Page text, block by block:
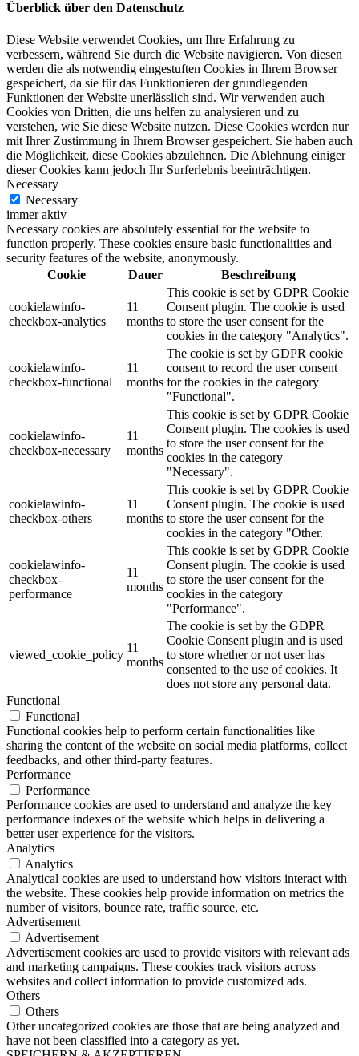
Überblick über den Datenschutz
Diese Website verwendet Cookies, um Ihre Erfahrung zu
verbessern, während Sie durch die Website navigieren. Von diesen
werden die als notwendig eingestuften Cookies in Ihrem Browser
gespeichert, da sie für das Funktionieren der grundlegenden
Funktionen der Website unerlässlich sind. Wir verwenden auch
Cookies von Dritten, die uns helfen zu analysieren und zu
verstehen, wie Sie diese Website nutzen. Diese Cookies werden nur
mit Ihrer Zustimmung in Ihrem Browser gespeichert. Sie haben auch
die Möglichkeit, diese Cookies abzulehnen. Die Ablehnung einiger
dieser Cookies kann jedoch Ihr Surferlebnis beeinträchtigen.
Necessary
Necessary
immer aktiv
Necessary cookies are absolutely essential for the website to
function properly. These cookies ensure basic functionalities and
security features of the website, anonymously.
Cookie
Dauer Beschreibung
cookielawinfo-
checkbox-analytics
11
months
This cookie is set by GDPR Cookie
Consent plugin. The cookie is used
to store the user consent for the
cookies in the category "Analytics".
cookielawinfo-
checkbox-functional
11
months
The cookie is set by GDPR cookie
consent to record the user consent
for the cookies in the category
"Functional".
cookielawinfo-
checkbox-necessary
11
months
This cookie is set by GDPR Cookie
Consent plugin. The cookies is used
to store the user consent for the
cookies in the category
"Necessary".
cookielawinfo-
checkbox-others
11
months
This cookie is set by GDPR Cookie
Consent plugin. The cookie is used
to store the user consent for the
cookies in the category "Other.
cookielawinfo-
checkbox-
performance
11
months
This cookie is set by GDPR Cookie
Consent plugin. The cookie is used
to store the user consent for the
cookies in the category
"Performance".
viewed_cookie_policy
11
months
The cookie is set by the GDPR
Cookie Consent plugin and is used
to store whether or not user has
consented to the use of cookies. It
does not store any personal data.
Functional
Functional
Functional cookies help to perform certain functionalities like
sharing the content of the website on social media platforms, collect
feedbacks, and other third-party features.
Performance
Performance
Performance cookies are used to understand and analyze the key
performance indexes of the website which helps in delivering a
better user experience for the visitors.
Analytics
Analytics
Analytical cookies are used to understand how visitors interact with
the website. These cookies help provide information on metrics the
number of visitors, bounce rate, traffic source, etc.
Advertisement
Advertisement
Advertisement cookies are used to provide visitors with relevant ads
and marketing campaigns. These cookies track visitors across
websites and collect information to provide customized ads.
Others
Others
Other uncategorized cookies are those that are being analyzed and
have not been classified into a category as yet.